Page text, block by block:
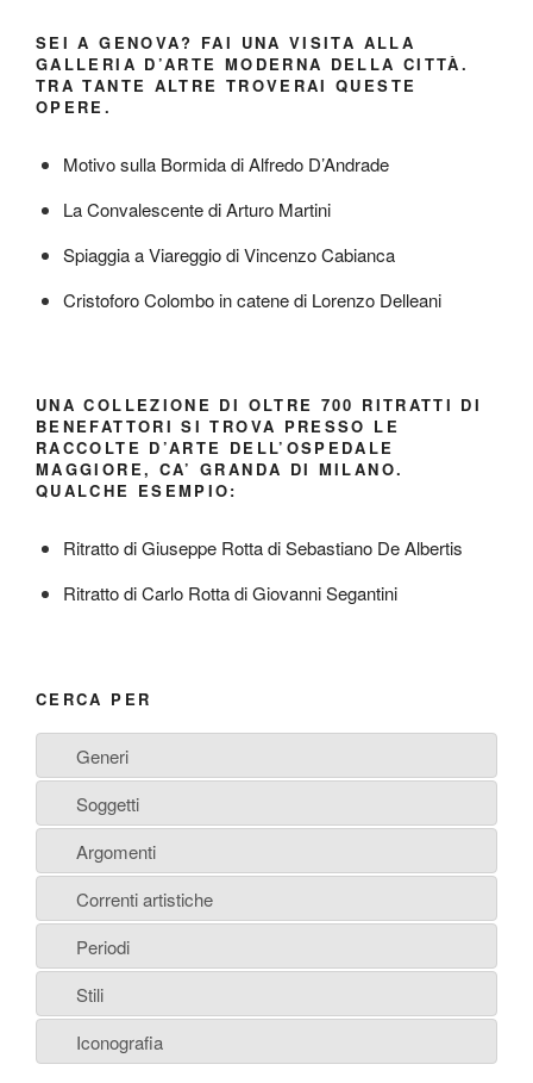
SEI A GENOVA? FAI UNA VISITA ALLA
GALLERIA D’ARTE MODERNA DELLA CITTÀ.
TRA TANTE ALTRE TROVERAI QUESTE
OPERE.
Motivo sulla Bormida di Alfredo D’Andrade
La Convalescente di Arturo Martini
Spiaggia a Viareggio di Vincenzo Cabianca
Cristoforo Colombo in catene di Lorenzo Delleani
UNA COLLEZIONE DI OLTRE 700 RITRATTI DI
BENEFATTORI SI TROVA PRESSO LE
RACCOLTE D’ARTE DELL’OSPEDALE
MAGGIORE, CA’ GRANDA DI MILANO.
QUALCHE ESEMPIO:
Ritratto di Giuseppe Rotta di Sebastiano De Albertis
Ritratto di Carlo Rotta di Giovanni Segantini
CERCA PER
Generi
Soggetti
Argomenti
Correnti artistiche
Periodi
Stili
Iconografia